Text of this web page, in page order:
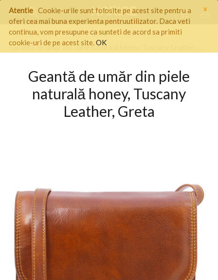
×
Atentie Cookie-urile sunt folosite pe acest site pentru a
oferi cea mai buna experienta pentruutilizator. Daca veti
continua, vom presupune ca sunteti de acord sa primiti
cookie-uri de pe acest site.OK
Pagina start / GENTI DAMA / Genti de umar /
Geantă de umăr din piele naturală honey, Tuscany Leather, Greta
Geantă de umăr din piele
naturală honey, Tuscany
Leather, Greta